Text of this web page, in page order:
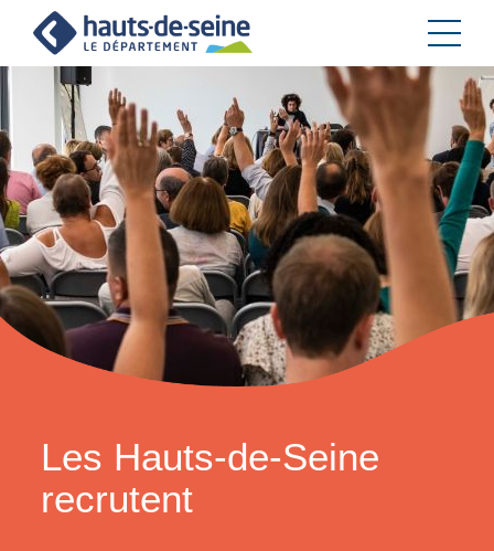
Les Hauts-de-Seine
recrutent
Cookies et traceurs utilisés sur ce site.